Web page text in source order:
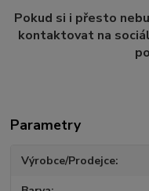
Pokud si i přesto
kontaktovat na
Parametry
Výrobce/Prodejce